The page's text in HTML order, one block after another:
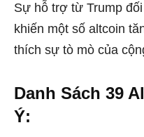
Sự hỗ trợ từ Trump
khiến một số altcoin
thích sự tò mò của
Danh Sách 39
Ý: